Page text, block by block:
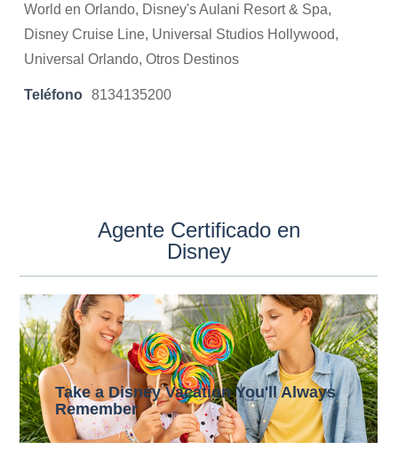
World en Orlando, Disney's Aulani Resort & Spa,
Disney Cruise Line, Universal Studios Hollywood,
Universal Orlando, Otros Destinos
Teléfono 8134135200